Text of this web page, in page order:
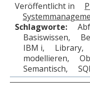
Veröffentlicht in
Schlagworte:
Basiswissen,
IBM i, Library,
modellieren,
Semantisch,